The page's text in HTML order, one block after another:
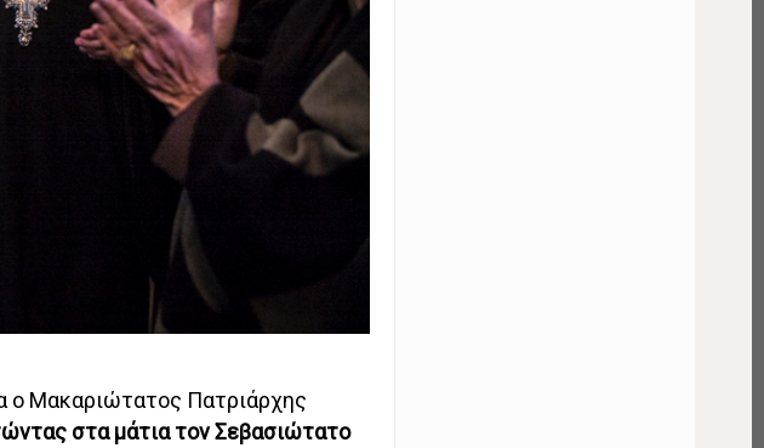
ο Μακαριώτατος Πατριάρχης
στα μάτια τον Σεβασιώτατο